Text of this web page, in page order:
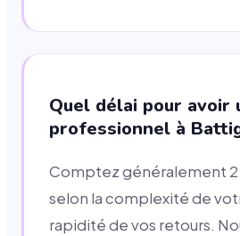
Quel délai pour avoir
professionnel à
Comptez généralement 2
selon la complexité de
rapidité de vos retours.